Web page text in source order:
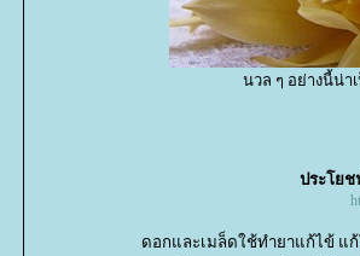
นวล ๆ อย่างนี้น่า
ประโย
ดอกและเมล็ดใช้ทำยาแก้ไข้ แ